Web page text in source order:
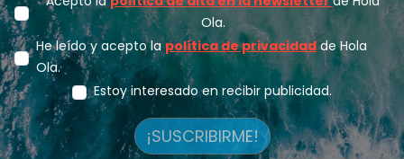
Ola.
He leído y acepto lapolítica de privacidadde Hola
Ola.
Estoy interesado en recibir publicidad.
¡SUSCRIBIRME!